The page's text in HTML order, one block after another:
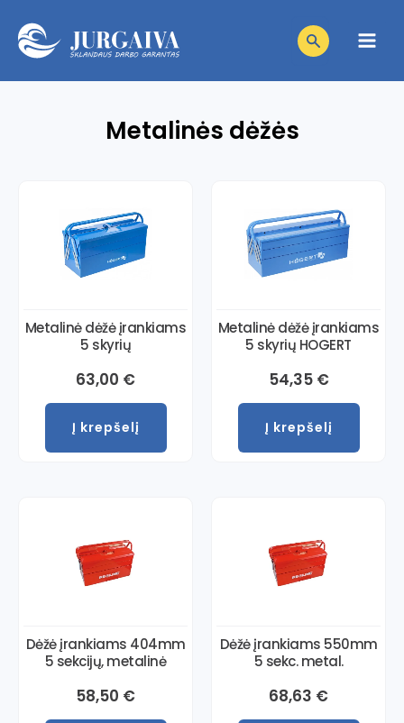
prie
turinio
Products
search
Main
Metalinės dėžės
Metalinė dėžė įrankiams
5 skyrių
63,00 €
Į krepšelį
Metalinė dėžė įrankiams
5 skyrių HOGERT
54,35 €
Į krepšelį
Dėžė įrankiams 404mm
5 sekcijų, metalinė
58,50 €
Dėžė įrankiams 550mm
5 sekc. metal.
68,63 €